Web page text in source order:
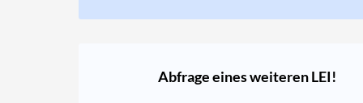
Abfrage eines weiteren LEI!